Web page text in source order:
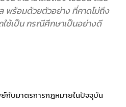
พร้อมด้วยตัวอย่าง ที่คาดไม่ถึง
ช้เป็น กรณีศึกษาเป็นอย่างดี
กับมาตรการกฎหมายในปัจจุบัน